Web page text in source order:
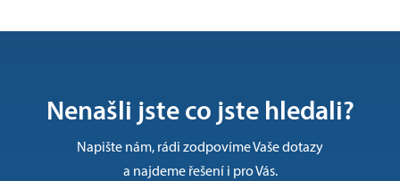
Nenašli jste co jste hledali?
Napište nám, rádi zodpovíme Vaše dotazy
a najdeme řešení i pro Vás.